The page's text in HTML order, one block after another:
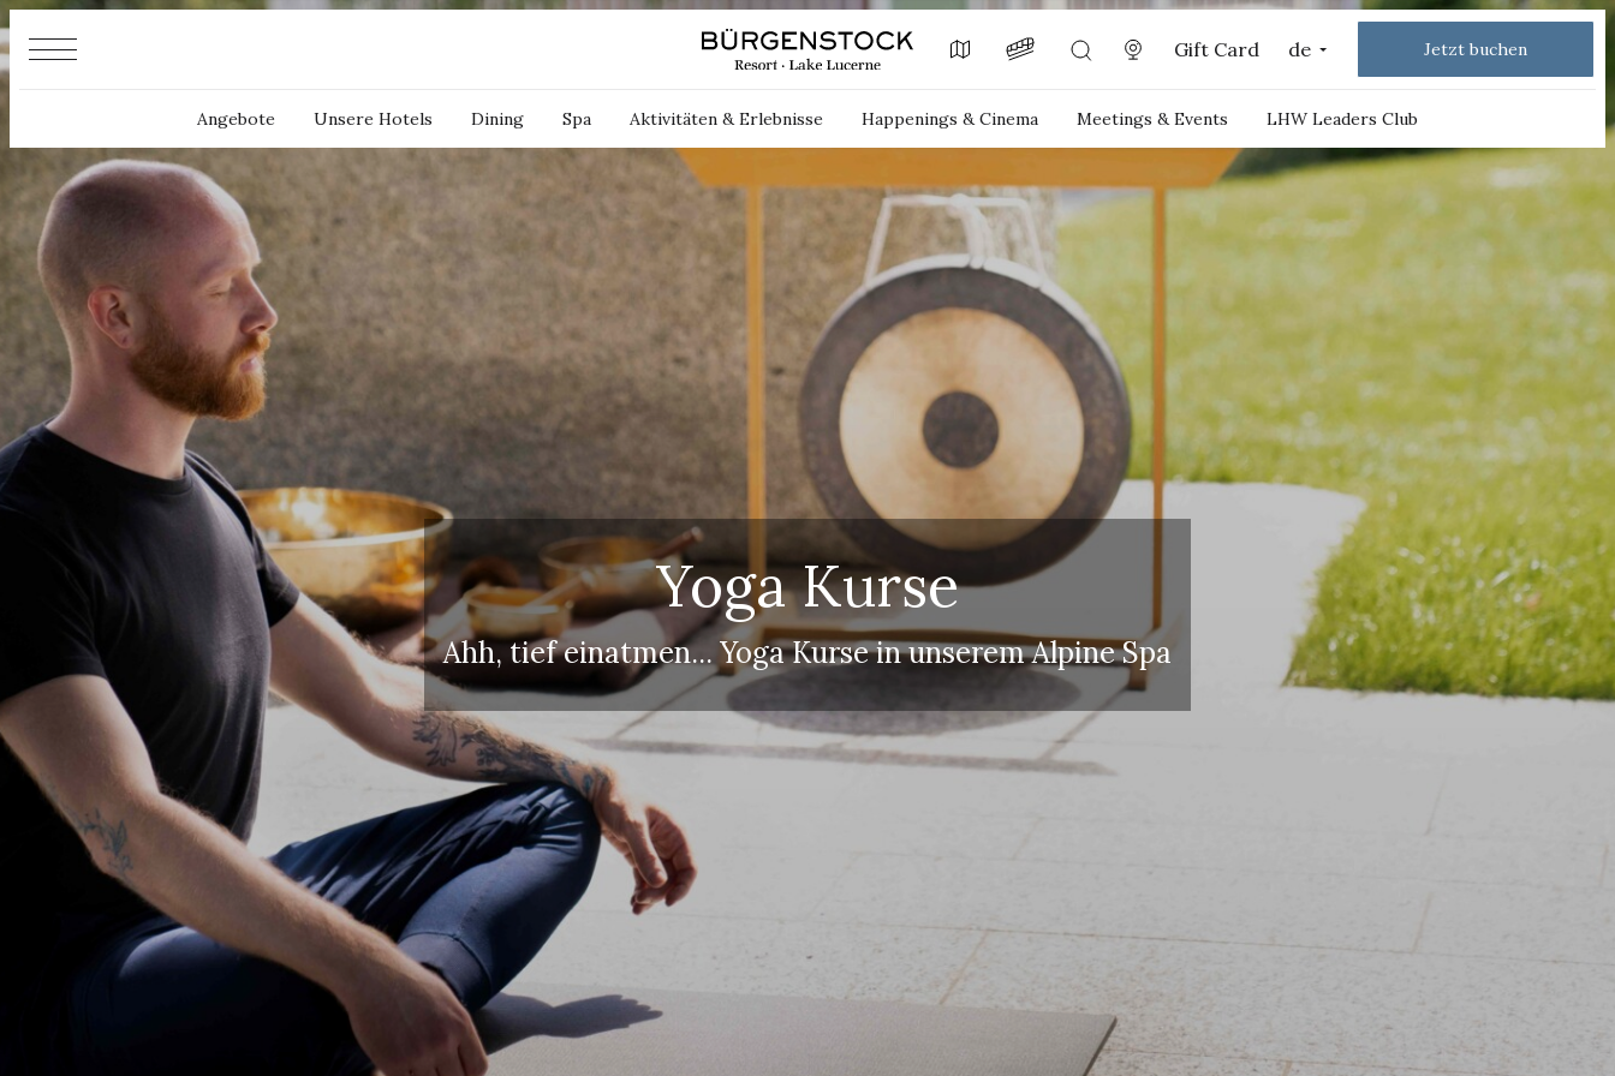
Anmeldung
Anfrageformular
Erwachsene
Kinder
Gift Card de Jetzt buchen
Angebote Unsere Hotels Dining Spa Aktivitäten & Erlebnisse Happenings & Cinema Meetings & Events LHW Leaders Club
Yoga Kurse
Ahh, tief einatmen... Yoga Kurse in unserem Alpine Spa
Cookie-Einstellungen